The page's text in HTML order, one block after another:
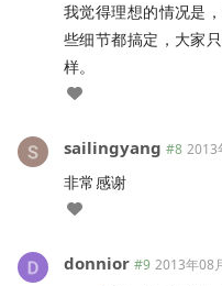
我觉得理想的情况是
些细节都搞定，大家
样。
sailingyang #8 2013
非常感谢
donnior #9 2013年08